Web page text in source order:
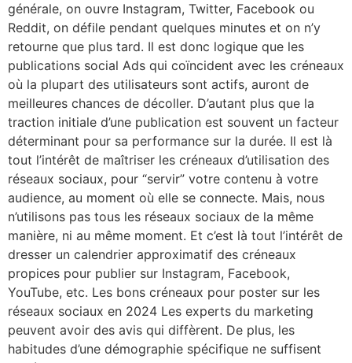
générale, on ouvre Instagram, Twitter, Facebook ou
Reddit, on défile pendant quelques minutes et on n’y
retourne que plus tard. Il est donc logique que les
publications social Ads qui coïncident avec les créneaux
où la plupart des utilisateurs sont actifs, auront de
meilleures chances de décoller. D’autant plus que la
traction initiale d’une publication est souvent un facteur
déterminant pour sa performance sur la durée. Il est là
tout l’intérêt de maîtriser les créneaux d’utilisation des
réseaux sociaux, pour “servir” votre contenu à votre
audience, au moment où elle se connecte. Mais, nous
n’utilisons pas tous les réseaux sociaux de la même
manière, ni au même moment. Et c’est là tout l’intérêt de
dresser un calendrier approximatif des créneaux
propices pour publier sur Instagram, Facebook,
YouTube, etc. Les bons créneaux pour poster sur les
réseaux sociaux en 2024 Les experts du marketing
peuvent avoir des avis qui diffèrent. De plus, les
habitudes d’une démographie spécifique ne suffisent